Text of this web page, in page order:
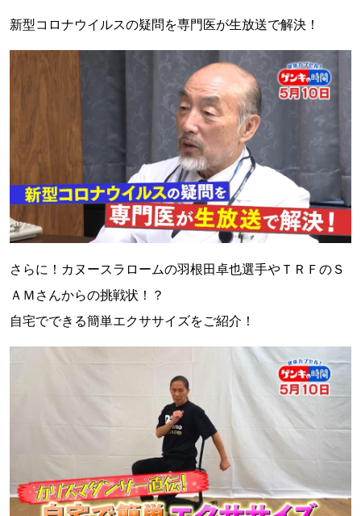
新型コロナウイルスの疑問を専門医が生放送で解決！
さらに！カヌースラロームの羽根田卓也選手やＴＲＦのＳ
ＡＭさんからの挑戦状！？
自宅でできる簡単エクササイズをご紹介！